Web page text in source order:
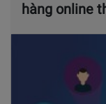
hàng online